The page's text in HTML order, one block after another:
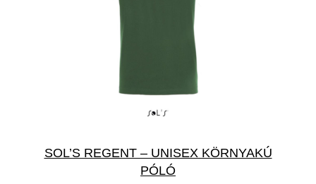
SOL’S REGENT – UNISEX KÖRNYAKÚ
PÓLÓ